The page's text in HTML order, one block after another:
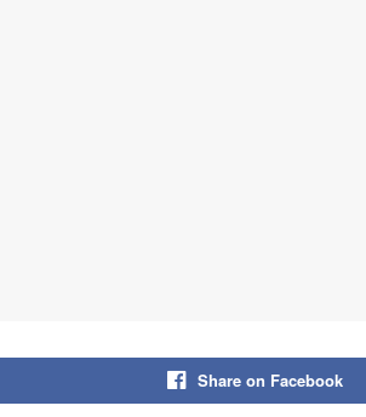
Share on Facebook